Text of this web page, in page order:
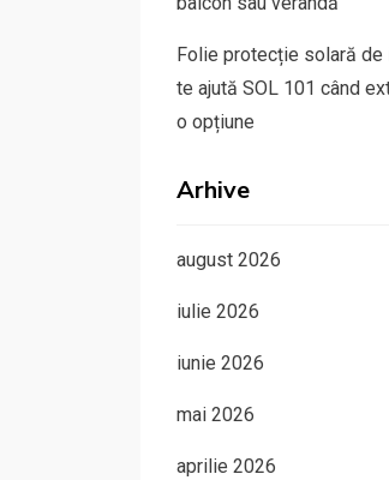
Folie protecție solară de
te ajută SOL 101 când
o opțiune
Arhive
august 2026
iulie 2026
iunie 2026
mai 2026
aprilie 2026